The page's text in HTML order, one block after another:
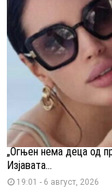
„Огњен нема деца од
Изјавата...
19:01 - 6 август, 2026